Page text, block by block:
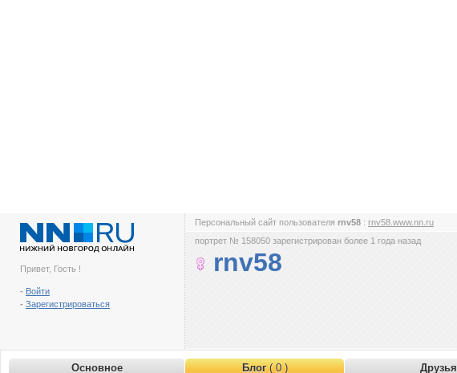
Привет, Гость !
- Войти
- Зарегистрироваться
Персональный сайт пользователя rnv58 : rnv58.www.nn.ru
портрет № 158050 зарегистрирован более 1 года назад
rnv58
Основное Блог( 0 ) Друзья